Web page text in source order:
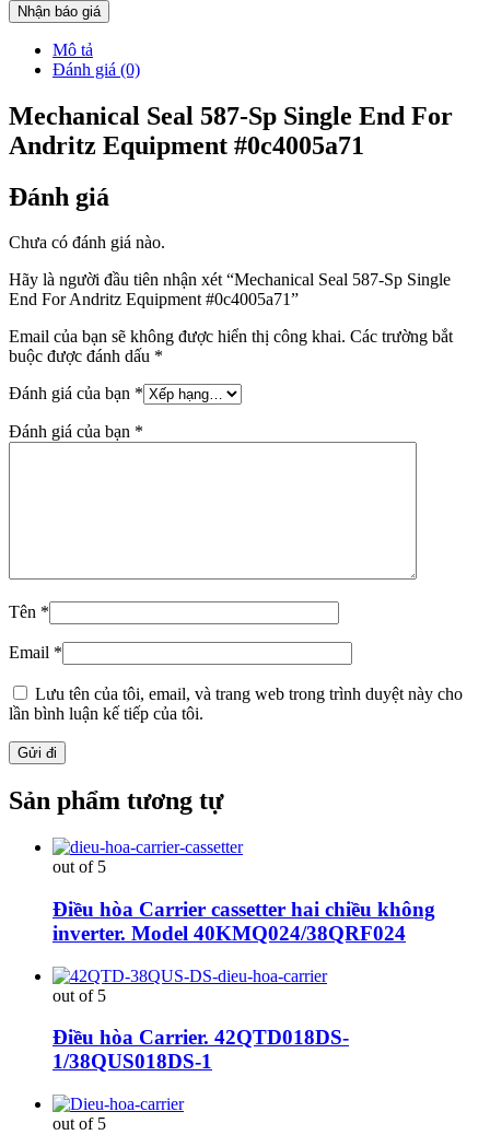
Nhận báo giá
Mô tả
Đánh giá (0)
Mechanical Seal 587-Sp Single End For
Andritz Equipment #0c4005a71
Đánh giá
Chưa có đánh giá nào.
Hãy là người đầu tiên nhận xét “Mechanical Seal 587-Sp Single
End For Andritz Equipment #0c4005a71”
Email của bạn sẽ không được hiển thị công khai. Các trường bắt
buộc được đánh dấu *
Đánh giá của bạn *
Đánh giá của bạn *
Tên *
Email *
Lưu tên của tôi, email, và trang web trong trình duyệt này cho
lần bình luận kế tiếp của tôi.
Sản phẩm tương tự
out of 5
Điều hòa Carrier cassetter hai chiều không
inverter. Model 40KMQ024/38QRF024
out of 5
Điều hòa Carrier. 42QTD018DS-
1/38QUS018DS-1
out of 5